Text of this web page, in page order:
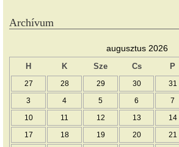
Archívum
augusztus 2026
H K Sze Cs P
27 28 29 30 31
3 4 5 6 7
10 11 12 13 14
17 18 19 20 21